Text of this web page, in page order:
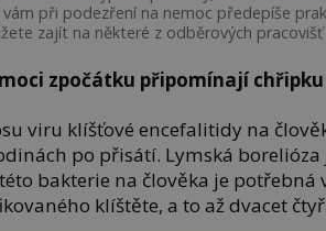
při podezření na nemoc předepíše
zajít na některé z odběrových pracovišť
zpočátku připomínají chřipku
viru klíšťové encefalitidy na
po přisátí. Lymská
bakterie na člověka je potřebná
klíštěte, a to až dvacet